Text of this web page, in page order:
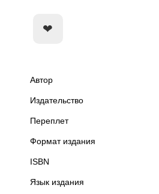
Автор
Издательство
Переплет
Формат издания
ISBN
Язык издания